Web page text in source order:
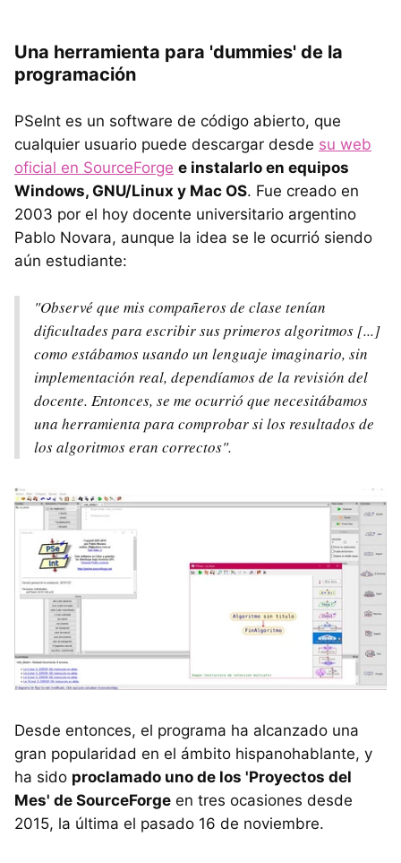
Una herramienta para 'dummies' de la
programación
PSeInt es un software de código abierto, que
cualquier usuario puede descargar desde su web
oficial en SourceForge e instalarlo en equipos
Windows, GNU/Linux y Mac OS. Fue creado en
2003 por el hoy docente universitario argentino
Pablo Novara, aunque la idea se le ocurrió siendo
aún estudiante:
"Observé que mis compañeros de clase tenían
dificultades para escribir sus primeros algoritmos [...]
como estábamos usando un lenguaje imaginario, sin
implementación real, dependíamos de la revisión del
docente. Entonces, se me ocurrió que necesitábamos
una herramienta para comprobar si los resultados de
los algoritmos eran correctos".
Desde entonces, el programa ha alcanzado una
gran popularidad en el ámbito hispanohablante, y
ha sido proclamado uno de los 'Proyectos del
Mes' de SourceForge en tres ocasiones desde
2015, la última el pasado 16 de noviembre.